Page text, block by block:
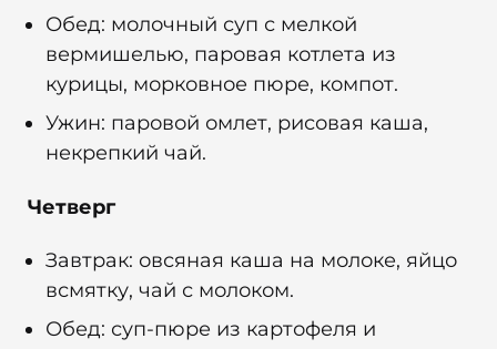
Обед: молочный суп с мелкой
вермишелью, паровая котлета из
курицы, морковное пюре, компот.
Ужин: паровой омлет, рисовая каша,
некрепкий чай.
Четверг
Завтрак: овсяная каша на молоке, яйцо
всмятку, чай с молоком.
Обед: суп-пюре из картофеля и